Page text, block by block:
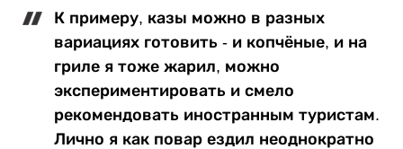
К примеру, казы можно в разных
вариациях готовить - и копчёные, и на
гриле я тоже жарил, можно
экспериментировать и смело
рекомендовать иностранным туристам.
Лично я как повар ездил неоднократно